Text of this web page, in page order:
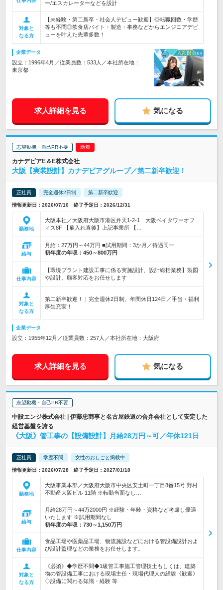
ー/エスカレーターなどを設計
対象と
なる方
【未経験・第二新卒・社会人デビュー歓迎】◎転職回数・学歴
等も不問◎飲食店バイト・製造・事務などからエンジニアデビ
ューを叶えた先輩多数！
企業データ
設立：1996年4月／従業員数：533人／本社所在地：
東京都
求人詳細を見る 気になる
志望動機・自己PR不要
カナデビアE＆E株式会社
大阪【実装設計】カナデビアグループ／第二新卒歓迎！
正社員 完全週休2日制 第二新卒歓迎
情報更新日：2026/07/10 終了予定日：2026/12/31
勤務地
大阪本社／大阪府大阪市港区弁天1-2-1 大阪ベイタワーオフ
ィス8F 【雇入れ直後】上記事業所 【…
給与
月給：27万円～44万円 ■試用期間：3か月／待遇同一
初年度の年収： 450～800万円
仕事内容
【環境プラント建設工事に係る実施設計、設計総括業務】製図
や設計、顧客対応をお任せします
対象と
なる方
第二新卒歓迎！｜完全週休2日制、年間休日124日／手当・福利
厚生充実！
企業データ
設立：1955年12月／従業員数：257人／本社所在地：大阪府
求人詳細を見る 気になる
志望動機・自己PR不要
中設エンジ株式会社 | 伊藤忠商事と名古屋鉄道の合弁会社として安定した
経営基盤を誇る
《大阪》管工事の【設備設計】月給28万円～可／年休121日
正社員 学歴不問 女性のおしごと掲載中
情報更新日：2026/07/28 終了予定日：2027/01/18
勤務地
大阪事業本部／大阪府大阪市中央区安土町一丁目8番15号 野村
不動産大阪ビル 11階 ※転勤当面なし…
給与
月給28万円～44万2000円 ※経験・年齢・資格など考慮し優遇
いたします ※試用期間なし
初年度の年収： 730～1,150万円
仕事内容
食品工場や医薬品工場、物流施設などにおける管設備設計およ
び設計監理などの業務をお任せします。
対象と
なる方
《必須》◆学歴不問◆1級管工事施工管理技士もしくは、建築
物の管設備工事における現場主任・現場代理人の経験《歓迎》
◇設備に関わる知識・経験 等